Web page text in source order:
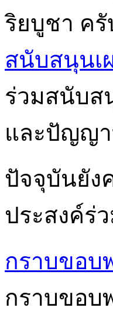
ริยบูชา ครั
สนับสนุนเ
ร่วมสนับส
และปัญญ
ปัจจุบันยัง
ประสงค์ร่
กราบขอ
กราบขอบ